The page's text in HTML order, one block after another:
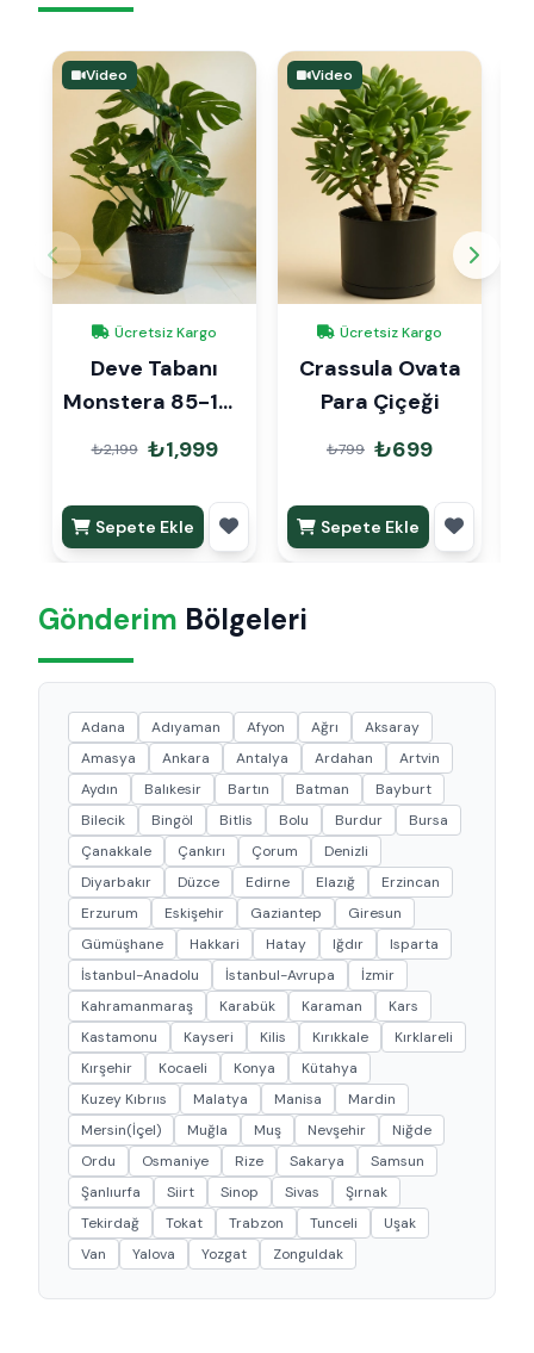
Video
Ücretsiz Kargo
Deve Tabanı
Monstera 85-105
cm
₺2,199 ₺1,999
Sepete Ekle
Video
Ücretsiz Kargo
Crassula Ovata
Para Çiçeği
₺799 ₺699
Sepete Ekle
Gönderim Bölgeleri
Adana Adıyaman Afyon Ağrı
Aksaray
Amasya
Ankara Antalya Ardahan
Artvin
Aydın
Balıkesir Bartın Batman
Bayburt
Bilecik
Bingöl Bitlis Bolu Burdur
Bursa
Çanakkale
Çankırı Çorum
Denizli
Diyarbakır
Düzce Edirne Elazığ
Erzincan
Erzurum
Eskişehir Gaziantep
Giresun
Gümüşhane
Hakkari Hatay Iğdır
Isparta
İstanbul-Anadolu
İstanbul-Avrupa
İzmir
Kahramanmaraş
Karabük Karaman
Kars
Kastamonu
Kayseri Kilis Kırıkkale
Kırklareli
Kırşehir
Kocaeli Konya
Kütahya
Kuzey Kıbrııs
Malatya Manisa
Mardin
Mersin(İçel)
Muğla Muş Nevşehir
Niğde
Ordu
Osmaniye Rize Sakarya
Samsun
Şanlıurfa
Siirt Sinop Sivas
Şırnak
Tekirdağ
Tokat Trabzon Tunceli
Uşak
Van
Yalova Yozgat Zonguldak